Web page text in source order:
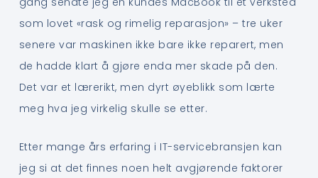
som lovet «rask og rimelig reparasjon» – tre uker
senere var maskinen ikke bare ikke reparert, men
de hadde klart å gjøre enda mer skade på den.
Det var et lærerikt, men dyrt øyeblikk som lærte
meg hva jeg virkelig skulle se etter.
Etter mange års erfaring i IT-servicebransjen kan
jeg si at det finnes noen helt avgjørende faktorer